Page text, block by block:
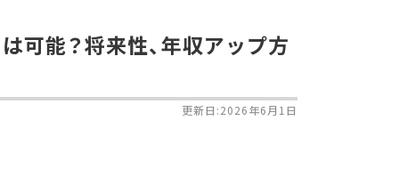
可能？将来性、年収アップ方
更新日:2026年6月1日